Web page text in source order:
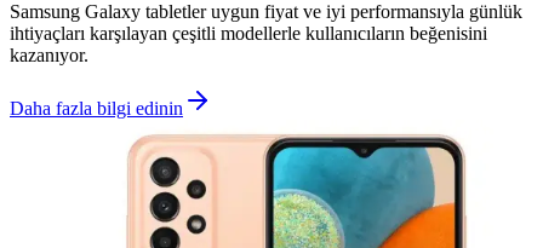
Samsung Galaxy tabletler uygun fiyat ve iyi performansıyla günlük
ihtiyaçları karşılayan çeşitli modellerle kullanıcıların beğenisini
kazanıyor.
Daha fazla bilgi edinin